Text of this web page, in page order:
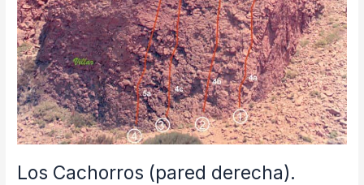
Los Cachorros (pared derecha).